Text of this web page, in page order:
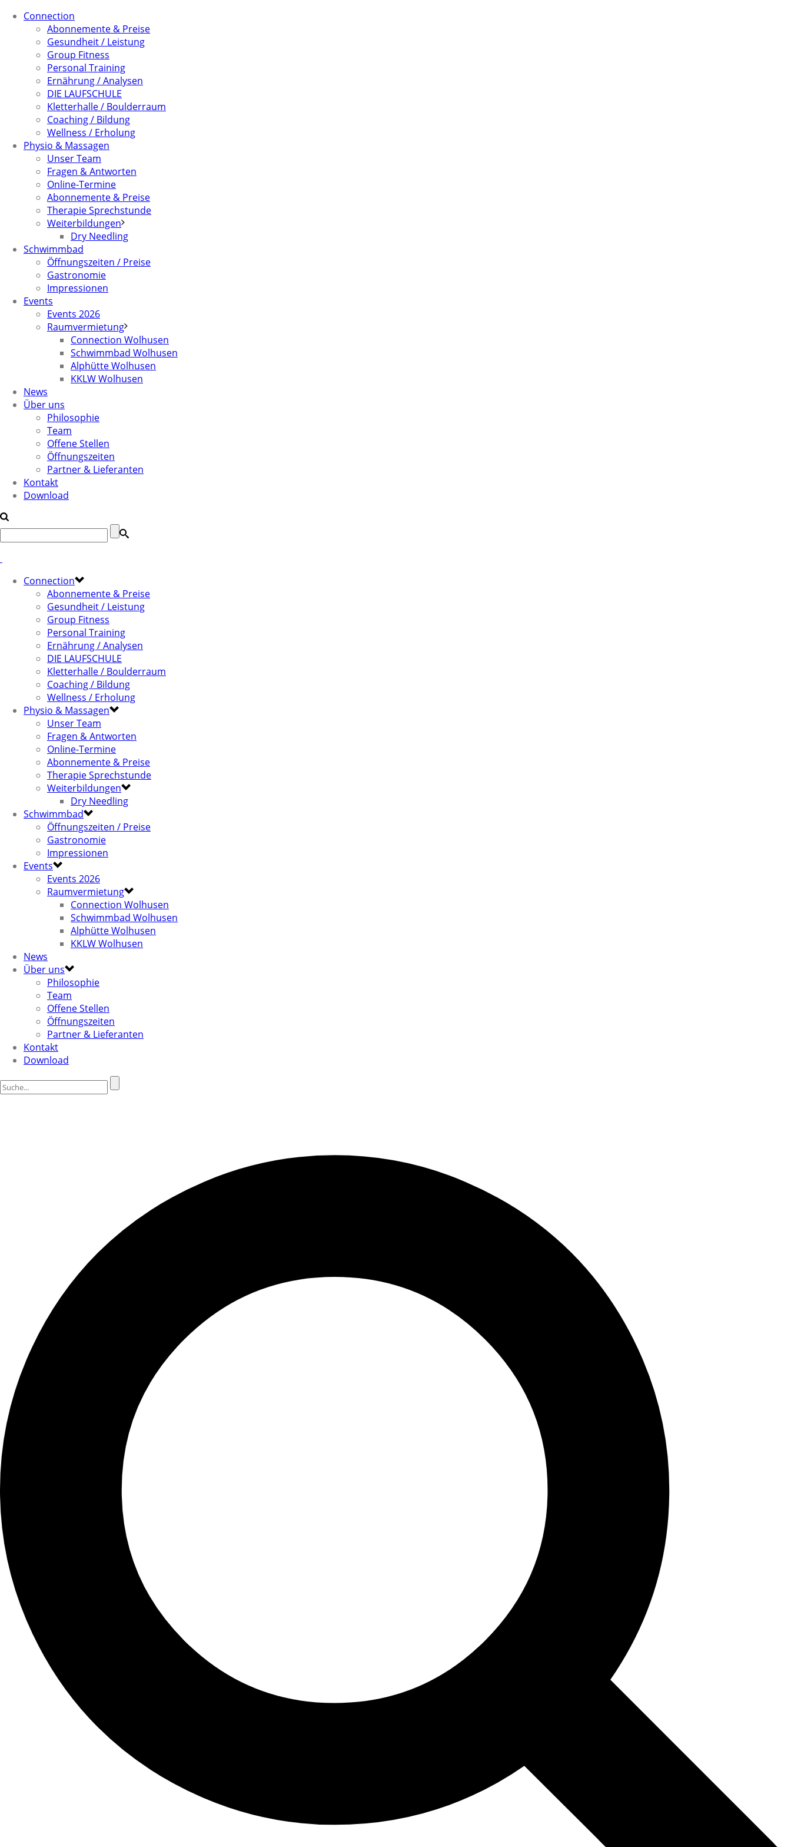
Connection
Abonnemente & Preise
Gesundheit / Leistung
Group Fitness
Personal Training
Ernährung / Analysen
DIE LAUFSCHULE
Kletterhalle / Boulderraum
Coaching / Bildung
Wellness / Erholung
Physio & Massagen
Unser Team
Fragen & Antworten
Online-Termine
Abonnemente & Preise
Therapie Sprechstunde
Weiterbildungen
Dry Needling
Schwimmbad
Öffnungszeiten / Preise
Gastronomie
Impressionen
Events
Events 2026
Raumvermietung
Connection Wolhusen
Schwimmbad Wolhusen
Alphütte Wolhusen
KKLW Wolhusen
News
Über uns
Philosophie
Team
Offene Stellen
Öffnungszeiten
Partner & Lieferanten
Kontakt
Download
Connection
Abonnemente & Preise
Gesundheit / Leistung
Group Fitness
Personal Training
Ernährung / Analysen
DIE LAUFSCHULE
Kletterhalle / Boulderraum
Coaching / Bildung
Wellness / Erholung
Physio & Massagen
Unser Team
Fragen & Antworten
Online-Termine
Abonnemente & Preise
Therapie Sprechstunde
Weiterbildungen
Dry Needling
Schwimmbad
Öffnungszeiten / Preise
Gastronomie
Impressionen
Events
Events 2026
Raumvermietung
Connection Wolhusen
Schwimmbad Wolhusen
Alphütte Wolhusen
KKLW Wolhusen
News
Über uns
Philosophie
Team
Offene Stellen
Öffnungszeiten
Partner & Lieferanten
Kontakt
Download